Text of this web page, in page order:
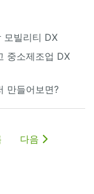
모빌리티 DX
중소제조업 DX
만들어보면?
다음